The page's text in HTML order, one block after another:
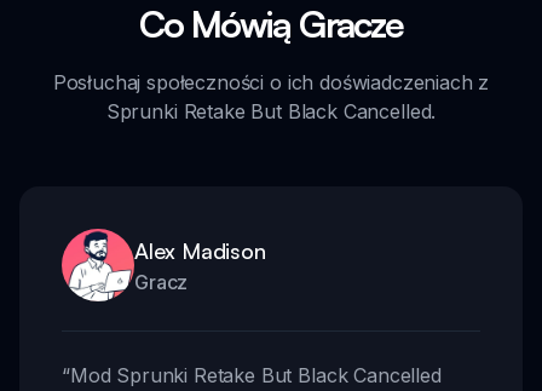
Co Mówią Gracze
Posłuchaj społeczności o ich doświadczeniach z
Sprunki Retake But Black Cancelled.
Alex Madison
Gracz
“Mod Sprunki Retake But Black Cancelled